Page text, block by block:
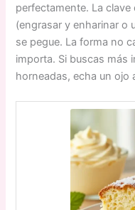
perfectamente. La
(engrasar y enharinar o
se pegue. La forma no
importa. Si buscas más
horneadas, echa un ojo